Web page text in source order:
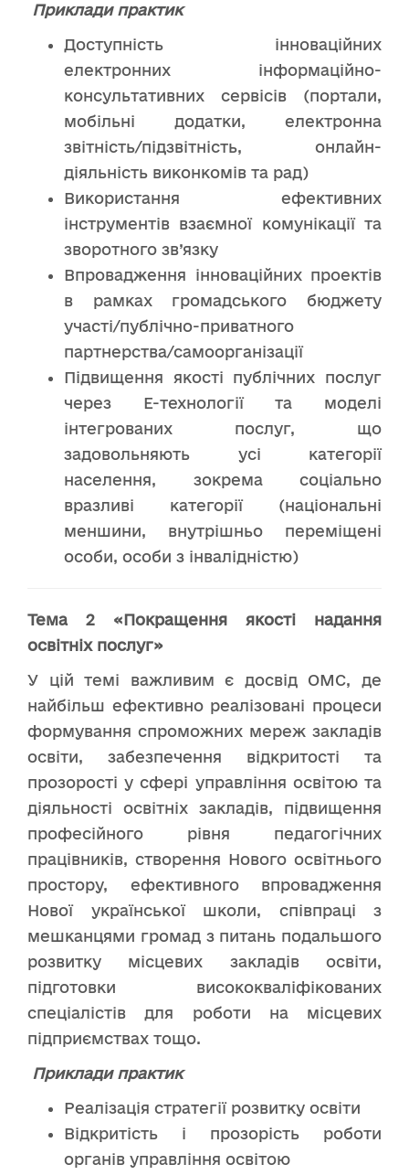
Приклади практик
Доступність інноваційних
електронних інформаційно-
консультативних сервісів (портали,
мобільні додатки, електронна
звітність/підзвітність, онлайн-
діяльність виконкомів та рад)
Використання ефективних
інструментів взаємної комунікації та
зворотного зв’язку
Впровадження інноваційних проектів
в рамках громадського бюджету
участі/публічно-приватного
партнерства/самоорганізації
Підвищення якості публічних послуг
через Е-технології та моделі
інтегрованих послуг, що
задовольняють усі категорії
населення, зокрема соціально
вразливі категорії (національні
меншини, внутрішньо переміщені
особи, особи з інвалідністю)
Тема 2 «Покращення якості надання
освітніх послуг»
У цій темі важливим є досвід ОМС, де
найбільш ефективно реалізовані процеси
формування спроможних мереж закладів
освіти, забезпечення відкритості та
прозорості у сфері управління освітою та
діяльності освітніх закладів, підвищення
професійного рівня педагогічних
працівників, створення Нового освітнього
простору, ефективного впровадження
Нової української школи, співпраці з
мешканцями громад з питань подальшого
розвитку місцевих закладів освіти,
підготовки висококваліфікованих
спеціалістів для роботи на місцевих
підприємствах тощо.
Приклади практик
Реалізація стратегії розвитку освіти
Відкритість і прозорість роботи
органів управління освітою